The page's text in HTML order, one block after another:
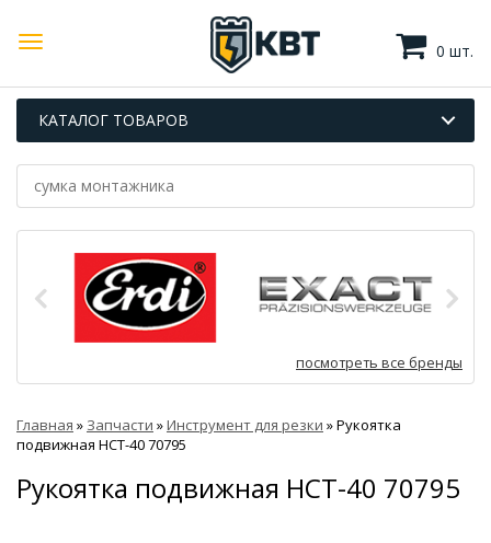
0 шт.
КАТАЛОГ ТОВАРОВ
посмотреть все бренды
Главная » Запчасти »Инструмент для резки »Рукоятка
подвижная НСТ-40 70795
Рукоятка подвижная НСТ-40 70795